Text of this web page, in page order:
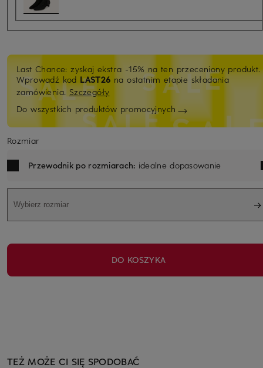
Last Chance: zyskaj ekstra -15% na ten przeceniony produkt.
Wprowadź kod LAST26 na ostatnim etapie składania
zamówienia. Szczegóły
Do wszystkich produktów promocyjnych
Rozmiar
Przewodnik po rozmiarach: idealne dopasowanie
Wybierz rozmiar
DO KOSZYKA
TEŻ MOŻE CI SIĘ SPODOBAĆ